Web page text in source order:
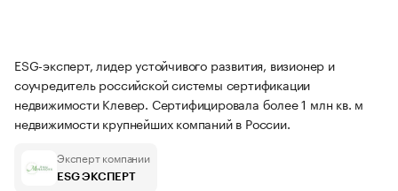
ESG-эксперт, лидер устойчивого развития, визионер и
соучредитель российской системы сертификации
недвижимости Клевер. Сертифицировала более 1 млн кв. м
недвижимости крупнейших компаний в России.
Эксперт компании
ESG ЭКСПЕРТ